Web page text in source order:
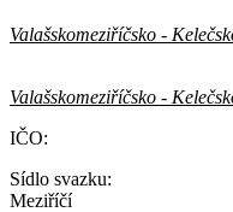
Valašskomeziříčsko -
Valašskomeziříčsko -
IČO: 709
Sídlo svazku:
Meziříčí